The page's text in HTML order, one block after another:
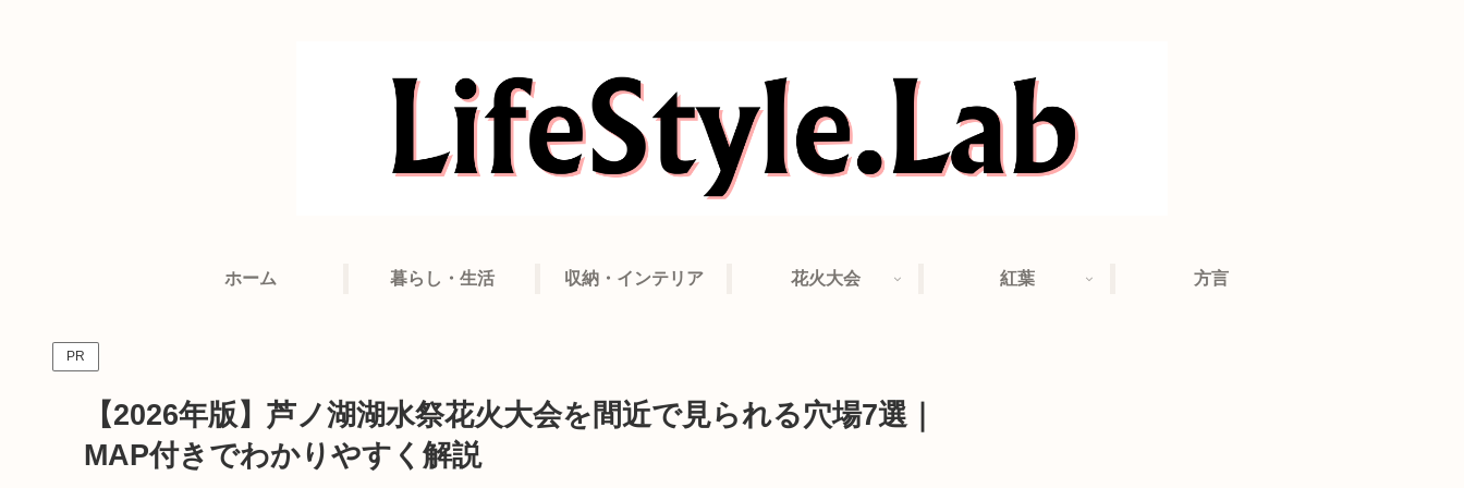
ホーム 暮らし・生活 収納・インテリア 花火大会 紅葉 方言
PR
【2026年版】芦ノ湖湖水祭花火大会を間近で見られる穴場7選｜
MAP付きでわかりやすく解説